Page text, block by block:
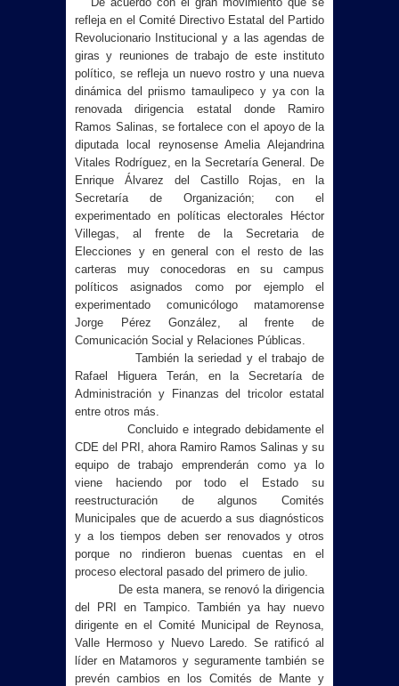
refleja en el Comité Directivo Estatal del Partido
Revolucionario Institucional y a las agendas de
giras y reuniones de trabajo de este instituto
político, se refleja un nuevo rostro y una nueva
dinámica del priismo tamaulipeco y ya con la
renovada dirigencia estatal donde Ramiro
Ramos Salinas, se fortalece con el apoyo de la
diputada local reynosense Amelia Alejandrina
Vitales Rodríguez, en la Secretaría General. De
Enrique Álvarez del Castillo Rojas, en la
Secretaría de Organización; con el
experimentado en políticas electorales Héctor
Villegas, al frente de la Secretaria de
Elecciones y en general con el resto de las
carteras muy conocedoras en su campus
políticos asignados como por ejemplo el
experimentado comunicólogo matamorense
Jorge Pérez González, al frente de
Comunicación Social y Relaciones Públicas.
También la seriedad y el trabajo de
Rafael Higuera Terán, en la Secretaría de
Administración y Finanzas del tricolor estatal
entre otros más.
Concluido e integrado debidamente el
CDE del PRI, ahora Ramiro Ramos Salinas y su
equipo de trabajo emprenderán como ya lo
viene haciendo por todo el Estado su
reestructuración de algunos Comités
Municipales que de acuerdo a sus diagnósticos
y a los tiempos deben ser renovados y otros
porque no rindieron buenas cuentas en el
proceso electoral pasado del primero de julio.
De esta manera, se renovó la dirigencia
del PRI en Tampico. También ya hay nuevo
dirigente en el Comité Municipal de Reynosa,
Valle Hermoso y Nuevo Laredo. Se ratificó al
líder en Matamoros y seguramente también se
prevén cambios en los Comités de Mante y